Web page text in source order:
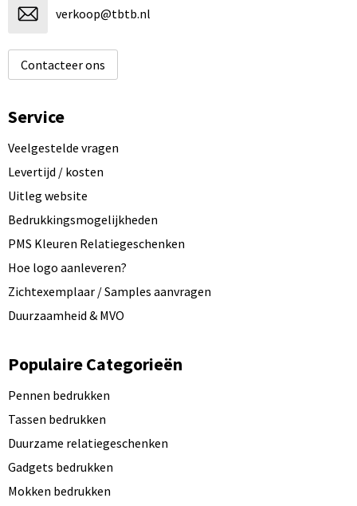
verkoop@tbtb.nl
Contacteer ons
Service
Veelgestelde vragen
Levertijd / kosten
Uitleg website
Bedrukkingsmogelijkheden
PMS Kleuren Relatiegeschenken
Hoe logo aanleveren?
Zichtexemplaar / Samples aanvragen
Duurzaamheid & MVO
Populaire Categorieën
Pennen bedrukken
Tassen bedrukken
Duurzame relatiegeschenken
Gadgets bedrukken
Mokken bedrukken